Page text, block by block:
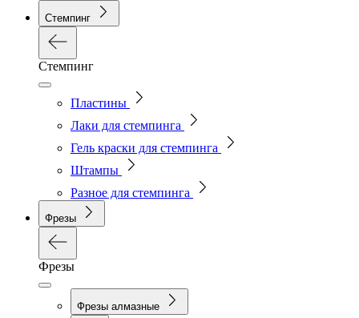
Стемпинг
Стемпинг
Пластины
Лаки для стемпинга
Гель краски для стемпинга
Штампы
Разное для стемпинга
Фрезы
Фрезы
Фрезы алмазные